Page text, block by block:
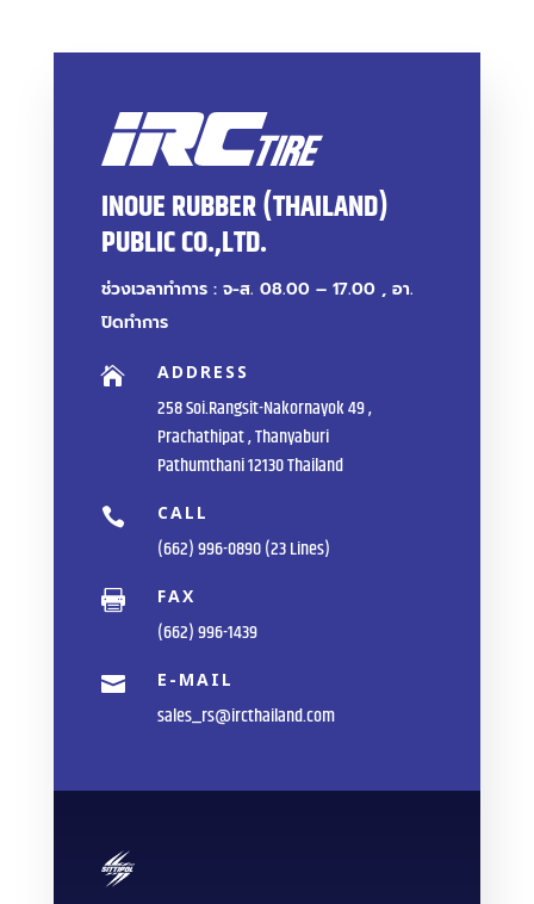
INOUE RUBBER (THAILAND)
PUBLIC CO.,LTD.
ช่วงเวลาทำการ : จ-ส. 08.00 – 17.00 , อา.
ปิดทำการ
 ADDRESS
258 Soi.Rangsit-Nakornayok 49 ,
Prachathipat , Thanyaburi
Pathumthani 12130 Thailand
 CALL
(662) 996-0890 (23 Lines)
 FAX
(662) 996-1439
 E-MAIL
sales_rs@ircthailand.com